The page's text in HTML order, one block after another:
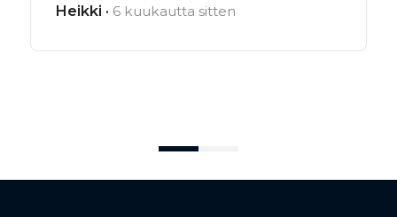
Heikki · 6 kuukautta sitten